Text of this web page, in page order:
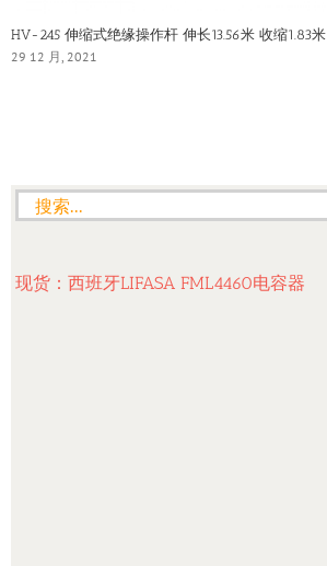
HV-245 伸缩式绝缘操作杆 伸长13.56米 收缩1.83米
29 12 月, 2021
搜
索：
现货：西班牙LIFASA FML4460电容器